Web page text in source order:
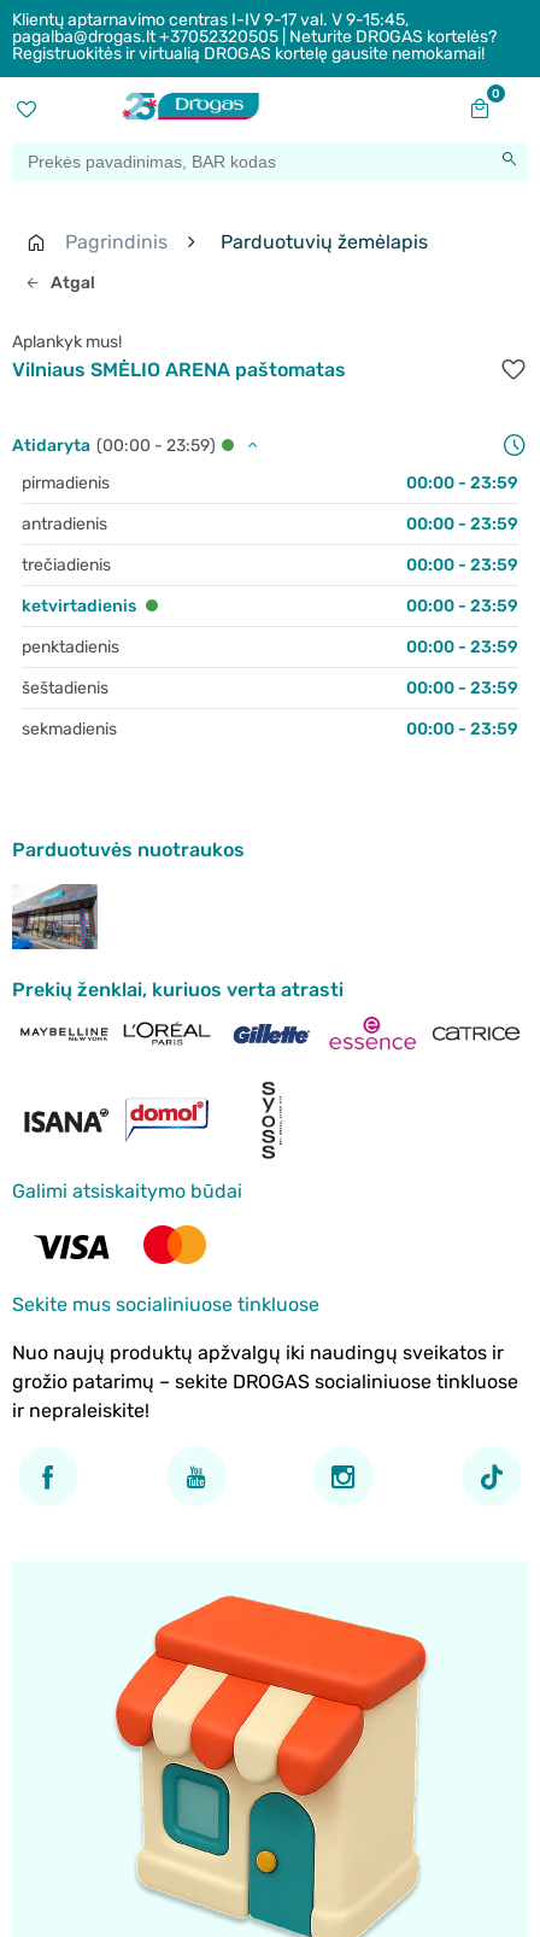
Klientų aptarnavimo centras I-IV 9-17 val. V 9-15:45,
pagalba@drogas.lt +37052320505 | Neturite DROGAS kortelės?
Registruokitės ir virtualią DROGAS kortelę gausite nemokamai!
0
Atgal
Pagrindinis Parduotuvių žemėlapis
Aplankyk mus!
Vilniaus SMĖLIO ARENA paštomatas
Atidaryta (00:00 - 23:59)
pirmadienis
00:00 - 23:59
antradienis
00:00 - 23:59
trečiadienis
00:00 - 23:59
ketvirtadienis
00:00 - 23:59
penktadienis
00:00 - 23:59
šeštadienis
00:00 - 23:59
sekmadienis
00:00 - 23:59
Parduotuvės nuotraukos
Prekių ženklai, kuriuos verta atrasti
Galimi atsiskaitymo būdai
Sekite mus socialiniuose tinkluose
Nuo naujų produktų apžvalgų iki naudingų sveikatos ir
grožio patarimų – sekite DROGAS socialiniuose tinkluose
ir nepraleiskite!